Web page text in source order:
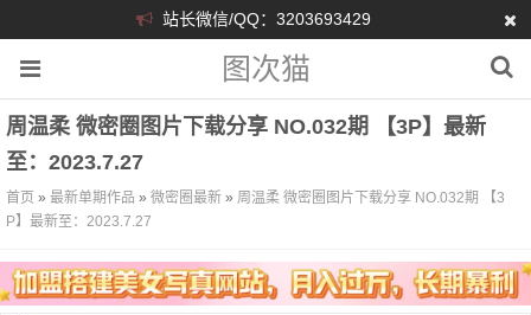
站长微信/QQ：3203693429
图次猫
周温柔 微密圈图片下载分享 NO.032期 【3P】最新
至：2023.7.27
首页 » 最新单期作品 » 微密圈最新 » 周温柔 微密圈图片下载分享 NO.032期 【3
P】最新至：2023.7.27